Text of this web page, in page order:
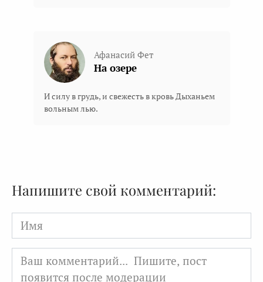
Афанасий Фет
На озере
И силу в грудь, и свежесть в кровь Дыханьем
вольным лью.
Напишите свой комментарий:
Имя